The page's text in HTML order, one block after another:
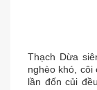
Thạch Dừa
nghèo khó,
lần đốn củi